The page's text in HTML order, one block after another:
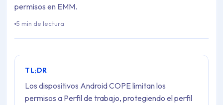
permisos en EMM.
5 min de lectura
TL;DR
Los dispositivos Android COPE limitan los
permisos a Perfil de trabajo, protegiendo el perfil